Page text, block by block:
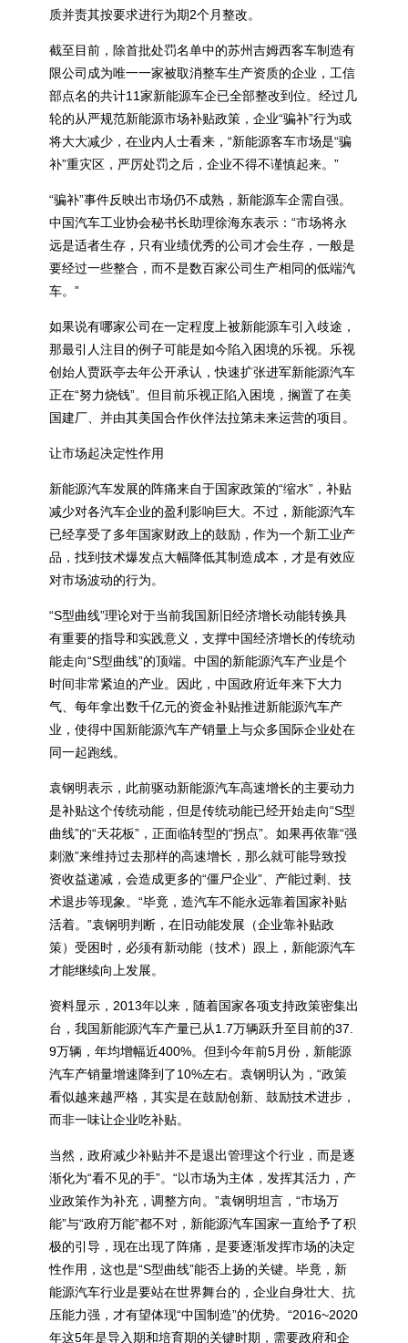
质并责其按要求进行为期2个月整改。
截至目前，除首批处罚名单中的苏州吉姆西客车制造有
限公司成为唯一一家被取消整车生产资质的企业，工信
部点名的共计11家新能源车企已全部整改到位。经过几
轮的从严规范新能源市场补贴政策，企业“骗补”行为或
将大大减少，在业内人士看来，“新能源客车市场是“骗
补”重灾区，严厉处罚之后，企业不得不谨慎起来。”
“骗补”事件反映出市场仍不成熟，新能源车企需自强。
中国汽车工业协会秘书长助理徐海东表示：“市场将永
远是适者生存，只有业绩优秀的公司才会生存，一般是
要经过一些整合，而不是数百家公司生产相同的低端汽
车。”
如果说有哪家公司在一定程度上被新能源车引入歧途，
那最引人注目的例子可能是如今陷入困境的乐视。乐视
创始人贾跃亭去年公开承认，快速扩张进军新能源汽车
正在“努力烧钱”。但目前乐视正陷入困境，搁置了在美
国建厂、并由其美国合作伙伴法拉第未来运营的项目。
让市场起决定性作用
新能源汽车发展的阵痛来自于国家政策的“缩水”，补贴
减少对各汽车企业的盈利影响巨大。不过，新能源汽车
已经享受了多年国家财政上的鼓励，作为一个新工业产
品，找到技术爆发点大幅降低其制造成本，才是有效应
对市场波动的行为。
“S型曲线”理论对于当前我国新旧经济增长动能转换具
有重要的指导和实践意义，支撑中国经济增长的传统动
能走向“S型曲线”的顶端。中国的新能源汽车产业是个
时间非常紧迫的产业。因此，中国政府近年来下大力
气、每年拿出数千亿元的资金补贴推进新能源汽车产
业，使得中国新能源汽车产销量上与众多国际企业处在
同一起跑线。
袁钢明表示，此前驱动新能源汽车高速增长的主要动力
是补贴这个传统动能，但是传统动能已经开始走向“S型
曲线”的“天花板”，正面临转型的“拐点”。如果再依靠“强
刺激”来维持过去那样的高速增长，那么就可能导致投
资收益递减，会造成更多的“僵尸企业”、产能过剩、技
术退步等现象。“毕竟，造汽车不能永远靠着国家补贴
活着。”袁钢明判断，在旧动能发展（企业靠补贴政
策）受困时，必须有新动能（技术）跟上，新能源汽车
才能继续向上发展。
资料显示，2013年以来，随着国家各项支持政策密集出
台，我国新能源汽车产量已从1.7万辆跃升至目前的37.
9万辆，年均增幅近400%。但到今年前5月份，新能源
汽车产销量增速降到了10%左右。袁钢明认为，“政策
看似越来越严格，其实是在鼓励创新、鼓励技术进步，
而非一味让企业吃补贴。
当然，政府减少补贴并不是退出管理这个行业，而是逐
渐化为“看不见的手”。“以市场为主体，发挥其活力，产
业政策作为补充，调整方向。”袁钢明坦言，“市场万
能”与“政府万能”都不对，新能源汽车国家一直给予了积
极的引导，现在出现了阵痛，是要逐渐发挥市场的决定
性作用，这也是“S型曲线”能否上扬的关键。毕竟，新
能源汽车行业是要站在世界舞台的，企业自身壮大、抗
压能力强，才有望体现“中国制造”的优势。“2016~2020
年这5年是导入期和培育期的关键时期，需要政府和企